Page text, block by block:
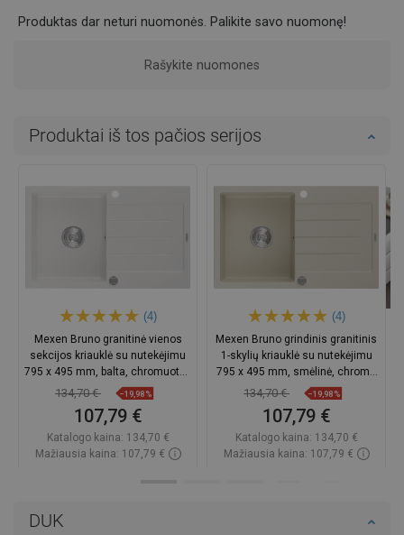
DUK
Produktas dar neturi nuomonės. Palikite savo nuomonę!
Rašykite nuomones
Produktai iš tos pačios serijos
(4)
Mexen Bruno granitinė vienos
sekcijos kriauklė su nutekėjimu
795 x 495 mm, balta, chromuotas
sifonas - 6513791010-20
134,70 € −19,98%
107,79 €
Katalogo kaina: 134,70 €
Mažiausia kaina: 107,79 €
(4)
Mexen Bruno grindinis granitinis
1-skylių kriauklė su nutekėjimu
795 x 495 mm, smėlinė, chromo
sifonas - 6513791010-69
134,70 € −19,98%
107,79 €
Katalogo kaina: 134,70 €
Mažiausia kaina: 107,79 €